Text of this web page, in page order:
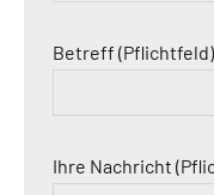
Betreff (Pflichtfeld)
Ihre Nachricht